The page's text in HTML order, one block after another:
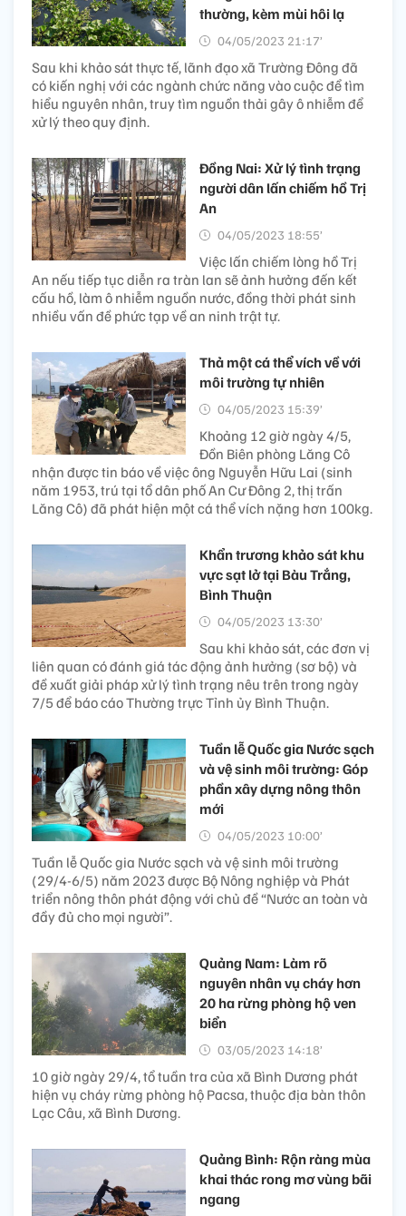
thường, kèm mùi hôi lạ
04/05/2023 21:17’
Sau khi khảo sát thực tế, lãnh đạo xã Trường Đông đã
có kiến nghị với các ngành chức năng vào cuộc để tìm
hiểu nguyên nhân, truy tìm nguồn thải gây ô nhiễm để
xử lý theo quy định.
Đồng Nai: Xử lý tình trạng
người dân lấn chiếm hồ Trị
An
04/05/2023 18:55’
Việc lấn chiếm lòng hồ Trị
An nếu tiếp tục diễn ra tràn lan sẽ ảnh hưởng đến kết
cấu hồ, làm ô nhiễm nguồn nước, đồng thời phát sinh
nhiều vấn đề phức tạp về an ninh trật tự.
Thả một cá thể vích về với
môi trường tự nhiên
04/05/2023 15:39’
Khoảng 12 giờ ngày 4/5,
Đồn Biên phòng Lăng Cô
nhận được tin báo về việc ông Nguyễn Hữu Lai (sinh
năm 1953, trú tại tổ dân phố An Cư Đông 2, thị trấn
Lăng Cô) đã phát hiện một cá thể vích nặng hơn 100kg.
Khẩn trương khảo sát khu
vực sạt lở tại Bàu Trắng,
Bình Thuận
04/05/2023 13:30’
Sau khi khảo sát, các đơn vị
liên quan có đánh giá tác động ảnh hưởng (sơ bộ) và
đề xuất giải pháp xử lý tình trạng nêu trên trong ngày
7/5 để báo cáo Thường trực Tỉnh ủy Bình Thuận.
Tuần lễ Quốc gia Nước sạch
và vệ sinh môi trường: Góp
phần xây dựng nông thôn
mới
04/05/2023 10:00’
Tuần lễ Quốc gia Nước sạch và vệ sinh môi trường
(29/4-6/5) năm 2023 được Bộ Nông nghiệp và Phát
triển nông thôn phát động với chủ đề “Nước an toàn và
đầy đủ cho mọi người”.
Quảng Nam: Làm rõ
nguyên nhân vụ cháy hơn
20 ha rừng phòng hộ ven
biển
03/05/2023 14:18’
10 giờ ngày 29/4, tổ tuần tra của xã Bình Dương phát
hiện vụ cháy rừng phòng hộ Pacsa, thuộc địa bàn thôn
Lạc Câu, xã Bình Dương.
Quảng Bình: Rộn ràng mùa
khai thác rong mơ vùng bãi
ngang